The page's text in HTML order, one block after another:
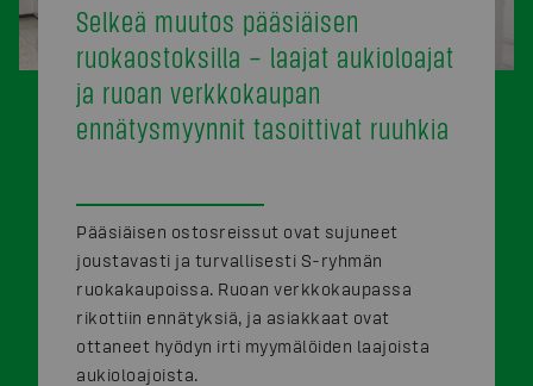
Selkeä muutos pääsiäisen
ruokaostoksilla – laajat aukioloajat
ja ruoan verkkokaupan
ennätysmyynnit tasoittivat ruuhkia
Pääsiäisen ostosreissut ovat sujuneet
joustavasti ja turvallisesti S-ryhmän
ruokakaupoissa. Ruoan verkkokaupassa
rikottiin ennätyksiä, ja asiakkaat ovat
ottaneet hyödyn irti myymälöiden laajoista
aukioloajoista.